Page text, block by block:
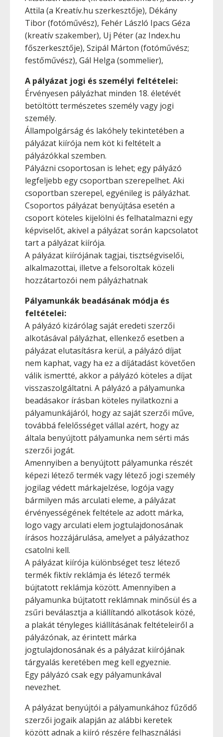
Attila (a Kreatív.hu szerkesztője), Dékány
Tibor (fotóművész), Fehér László Ipacs Géza
(kreatív szakember), Uj Péter (az Index.hu
főszerkesztője), Szipál Márton (fotóművész;
festőművész), Gál Helga (sommelier),
A pályázat jogi és személyi feltételei:
Érvényesen pályázhat minden 18. életévét
betöltött természetes személy vagy jogi
személy.
Állampolgárság és lakóhely tekintetében a
pályázat kiírója nem köt ki feltételt a
pályázókkal szemben.
Pályázni csoportosan is lehet; egy pályázó
legfeljebb egy csoportban szerepelhet. Aki
csoportban szerepel, egyénileg is pályázhat.
Csoportos pályázat benyújtása esetén a
csoport köteles kijelölni és felhatalmazni egy
képviselőt, akivel a pályázat során kapcsolatot
tart a pályázat kiírója.
A pályázat kiírójának tagjai, tisztségviselői,
alkalmazottai, illetve a felsoroltak közeli
hozzátartozói nem pályázhatnak
Pályamunkák beadásának módja és
feltételei:
A pályázó kizárólag saját eredeti szerzői
alkotásával pályázhat, ellenkező esetben a
pályázat elutasításra kerül, a pályázó díjat
nem kaphat, vagy ha ez a díjátadást követően
válik ismertté, akkor a pályázó köteles a díjat
visszaszolgáltatni. A pályázó a pályamunka
beadásakor írásban köteles nyilatkozni a
pályamunkájáról, hogy az saját szerzői műve,
továbbá felelősséget vállal azért, hogy az
általa benyújtott pályamunka nem sérti más
szerzői jogát.
Amennyiben a benyújtott pályamunka részét
képezi létező termék vagy létező jogi személy
jogilag védett márkajelzése, logója vagy
bármilyen más arculati eleme, a pályázat
érvényességének feltétele az adott márka,
logo vagy arculati elem jogtulajdonosának
írásos hozzájárulása, amelyet a pályázathoz
csatolni kell.
A pályázat kiírója különbséget tesz létező
termék fiktív reklámja és létező termék
bújtatott reklámja között. Amennyiben a
pályamunka bújtatott reklámnak minősül és a
zsűri beválasztja a kiállítandó alkotások közé,
a plakát tényleges kiállításának feltételeiről a
pályázónak, az érintett márka
jogtulajdonosának és a pályázat kiírójának
tárgyalás keretében meg kell egyeznie.
Egy pályázó csak egy pályamunkával
nevezhet.
A pályázat benyújtói a pályamunkához fűződő
szerzői jogaik alapján az alábbi keretek
között adnak a kiíró részére felhasználási